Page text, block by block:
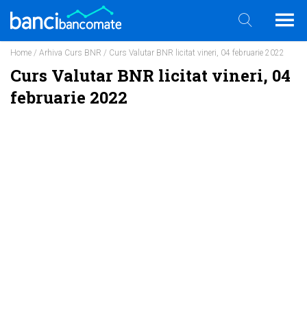
Home / Arhiva Curs BNR / Curs Valutar BNR licitat vineri, 04 februarie 2022
Curs Valutar BNR licitat vineri, 04
februarie 2022